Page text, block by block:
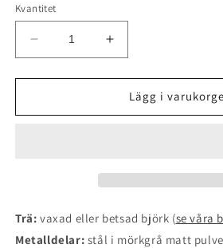
Kvantitet
Minska
kvantitet
för
bordslampa
Öka
kvantitet
för
Stubbe
bordslampa
Lägg i
Trä: vaxad eller betsad björk (se våra
Metalldelar: stål i mörkgrå matt